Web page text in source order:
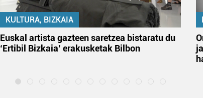
KULTURA, BIZKAIA
Euskal artista gazteen saretzea bistaratu du
‘Ertibil Bizkaia’ erakusketak Bilbon